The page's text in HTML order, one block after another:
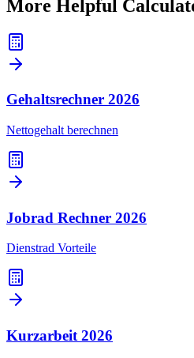
More Helpful
Gehaltsrechner 2026
Nettogehalt berechnen
Jobrad Rechner 2026
Dienstrad Vorteile
Kurzarbeit 2026